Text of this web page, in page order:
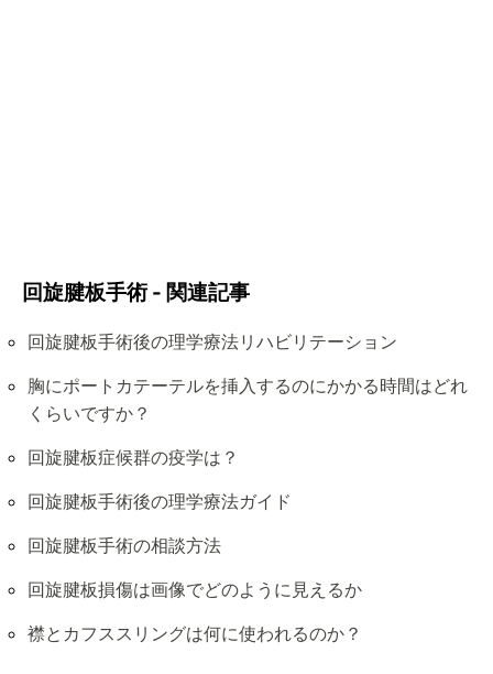
回旋腱板手術 - 関連記事
回旋腱板手術後の理学療法リハビリテーション
胸にポートカテーテルを挿入するのにかかる時間はどれ
くらいですか？
回旋腱板症候群の疫学は？
回旋腱板手術後の理学療法ガイド
回旋腱板手術の相談方法
回旋腱板損傷は画像でどのように見えるか
襟とカフススリングは何に使われるのか？